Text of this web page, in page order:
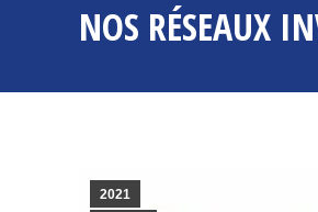
NOS RÉSEAUX
2021